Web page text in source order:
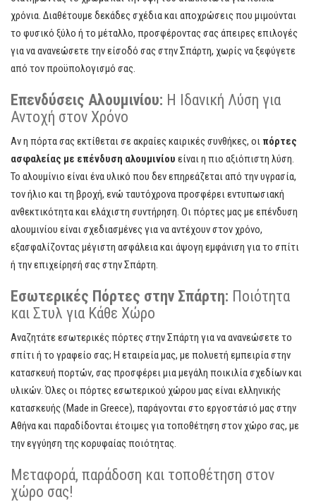
χρόνια. Διαθέτουμε δεκάδες σχέδια και αποχρώσεις που μιμούνται
το φυσικό ξύλο ή το μέταλλο, προσφέροντας σας άπειρες επιλογές
για να ανανεώσετε την είσοδό σας στην Σπάρτη, χωρίς να ξεφύγετε
από τον προϋπολογισμό σας.
Επενδύσεις Αλουμινίου: Η Ιδανική Λύση για
Αντοχή στον Χρόνο
Αν η πόρτα σας εκτίθεται σε ακραίες καιρικές συνθήκες, οι πόρτες
ασφαλείας με επένδυση αλουμινίου είναι η πιο αξιόπιστη λύση.
Το αλουμίνιο είναι ένα υλικό που δεν επηρεάζεται από την υγρασία,
τον ήλιο και τη βροχή, ενώ ταυτόχρονα προσφέρει εντυπωσιακή
ανθεκτικότητα και ελάχιστη συντήρηση. Οι πόρτες μας με επένδυση
αλουμινίου είναι σχεδιασμένες για να αντέχουν στον χρόνο,
εξασφαλίζοντας μέγιστη ασφάλεια και άψογη εμφάνιση για το σπίτι
ή την επιχείρησή σας στην Σπάρτη.
Εσωτερικές Πόρτες στην Σπάρτη: Ποιότητα
και Στυλ για Κάθε Χώρο
Αναζητάτε εσωτερικές πόρτες στην Σπάρτη για να ανανεώσετε το
σπίτι ή το γραφείο σας; Η εταιρεία μας, με πολυετή εμπειρία στην
κατασκευή πορτών, σας προσφέρει μια μεγάλη ποικιλία σχεδίων και
υλικών. Όλες οι πόρτες εσωτερικού χώρου μας είναι ελληνικής
κατασκευής (Made in Greece), παράγονται στο εργοστάσιό μας στην
Αθήνα και παραδίδονται έτοιμες για τοποθέτηση στον χώρο σας, με
την εγγύηση της κορυφαίας ποιότητας.
Μεταφορά, παράδοση και τοποθέτηση στον
χώρο σας!